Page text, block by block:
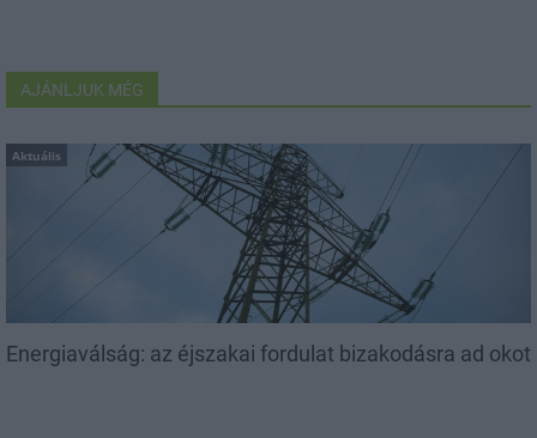
AJÁNLJUK MÉG
Aktuális
Energiaválság: az éjszakai fordulat bizakodásra ad okot